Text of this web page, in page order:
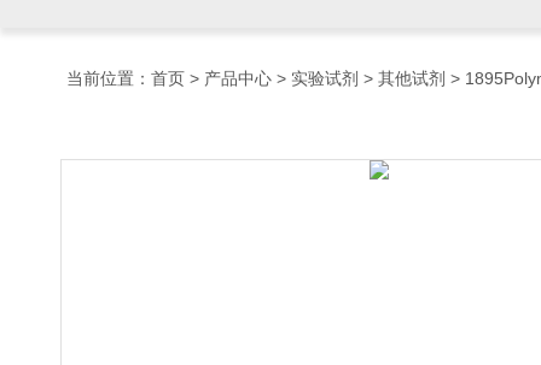
当前位置： 首页 > 产品中心 > 实验试剂 > 其他试剂 >